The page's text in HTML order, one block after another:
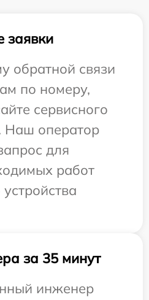
заявки
обратной связи
по номеру,
сервисного
Наш оператор
для
работ
за 35 минут
инженер